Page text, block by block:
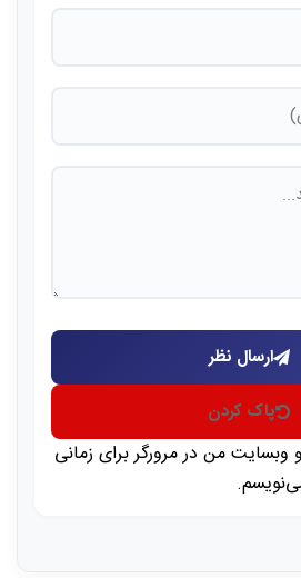
ارسال نظر
پاک کردن
وبسایت من در مرورگر برای زمانی